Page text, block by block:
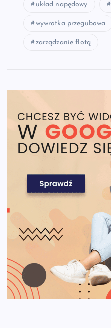
układ napędowy
wywrotka przegubowa
zarządzanie flotą